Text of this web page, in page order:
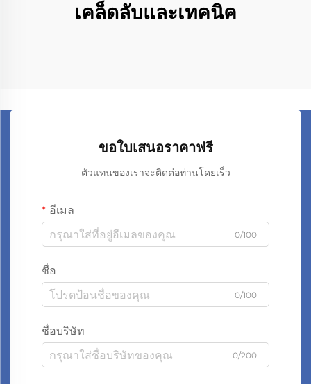
เคล็ดลับและเทคนิค
ขอใบเสนอราคาฟรี
ตัวแทนของเราจะติดต่อท่านโดยเร็ว
อีเมล
0/100
ชื่อ
0/100
ชื่อบริษัท
0/200